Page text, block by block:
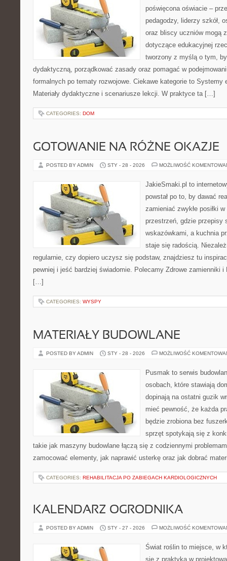
poświęcona oświacie –
pedagodzy, liderzy szkół,
oraz bliscy uczniów mogą
dotyczące edukacyjnej
tworzony z myślą o tym, by
dydaktyczną, porządkować zasady oraz pomagać w
formalnych po tematy rozwojowe. Ciekawe kategorie to Systemy
Materiały dydaktyczne i scenariusze lekcji. W praktyce ta […]
CATEGORIES: DOM
GOTOWANIE NA RÓŻNE OKAZJE
POSTED BY ADMIN STY - 28 - 2026 MOŻLIWOŚĆ
JakieSmaki.pl to
powstał po to, by dawać
zamieniać zwykłe posiłki
przestrzeń, gdzie przepisy
wskazówkami, a kuchnia
staje się radością.
regularnie, czy dopiero uczysz się podstaw, znajdziesz tu
pewniej i jeść bardziej świadomie. Polecamy Zdrowe zamienniki
[…]
CATEGORIES: WYSPY
MATERIAŁY BUDOWLANE
POSTED BY ADMIN STY - 28 - 2026 MOŻLIWOŚĆ
Pusmak to serwis
osobach, które stawiają
dopinają na ostatni guzik
mieć pewność, że każda
będzie zrobiona bez
sprzęt spotykają się z
takie jak maszyny budowlane łączą się z codziennymi
zamocować elementy, jak naprawić usterkę oraz jak dobrać
CATEGORIES: REHABILITACJA PO ZABIEGACH KARDIOLOGICZNYCH
KALENDARZ OGRODNIKA
POSTED BY ADMIN STY - 27 - 2026 MOŻLIWOŚĆ
Świat roślin to miejsce, w
się z praktyką w